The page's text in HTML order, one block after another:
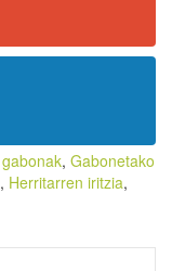
gabonak, Gabonetako
, Herritarren iritzia,